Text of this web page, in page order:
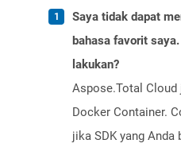
Saya tidak dapat
bahasa favorit
lakukan?
Aspose.Total Cloud
Docker Container.
jika SDK yang